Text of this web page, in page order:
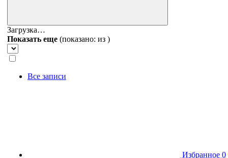
Загрузка…
Показать еще (показано: из )
Все записи
Избранное 0